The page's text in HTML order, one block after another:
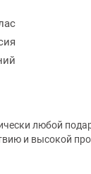
любой
и высокой